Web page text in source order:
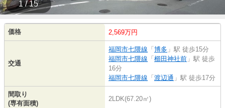
1 / 15
価格 2,569万円
交通
福岡市七隈線 「 博多 」駅 徒歩15分
福岡市七隈線 「 櫛田神社前 」駅 徒歩
16分
福岡市七隈線 「 渡辺通 」駅 徒歩17分
間取り
(専有面積)
2LDK(67.20㎡)